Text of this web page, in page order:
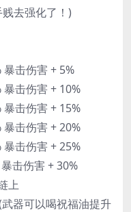
去强化了！)
击伤害 + 5%
击伤害 + 10%
击伤害 + 15%
击伤害 + 20%
击伤害 + 25%
击伤害 + 30%
上
器可以喝祝福油提升